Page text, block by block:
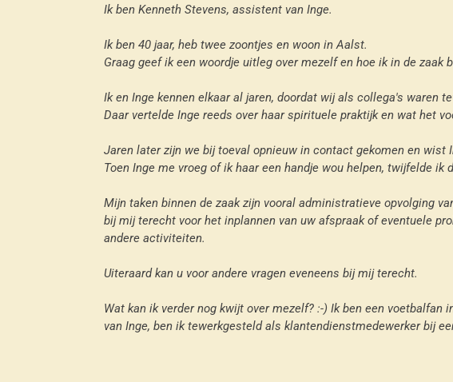
Ik ben Kenneth Stevens, assistent van Inge.
Ik ben 40 jaar, heb twee zoontjes en woon in Aalst.
Graag geef ik een woordje uitleg over mezelf en hoe ik in de zaak
Ik en Inge kennen elkaar al jaren, doordat wij als collega's waren
Daar vertelde Inge reeds over haar spirituele praktijk en wat het
Jaren later zijn we bij toeval opnieuw in contact gekomen en wist
Toen Inge me vroeg of ik haar een handje wou helpen, twijfelde ik
Mijn taken binnen de zaak zijn vooral administratieve opvolging
bij mij terecht voor het inplannen van uw afspraak of eventuele
andere activiteiten.
Uiteraard kan u voor andere vragen eveneens bij mij terecht.
Wat kan ik verder nog kwijt over mezelf? :-) Ik ben een
van Inge, ben ik tewerkgesteld als klantendienstmedewerker bij